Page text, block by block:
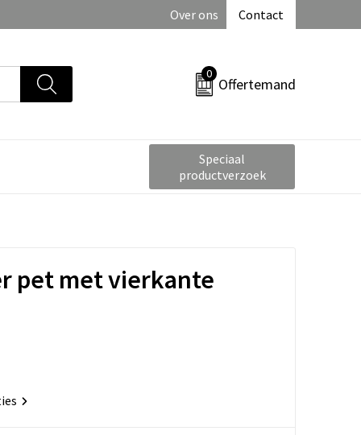
Over ons Contact
0
Offertemand
Speciaal
productverzoek
pet met vierkante